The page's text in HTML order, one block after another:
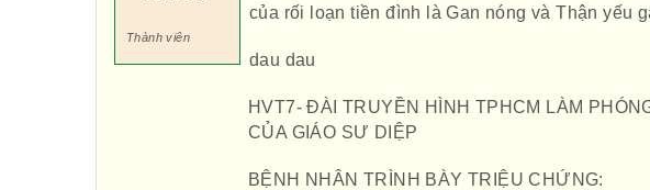
Thành viên
của rối loạn tiền đình là Gan nóng và Thận yếu
dau dau
HVT7- ĐÀI TRUYỀN HÌNH TPHCM LÀM
CỦA GIÁO SƯ DIỆP
BỆNH NHÂN TRÌNH BÀY TRIỆU CHỨNG: